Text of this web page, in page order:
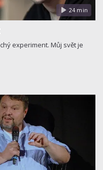
24 min
experiment. Můj svět je